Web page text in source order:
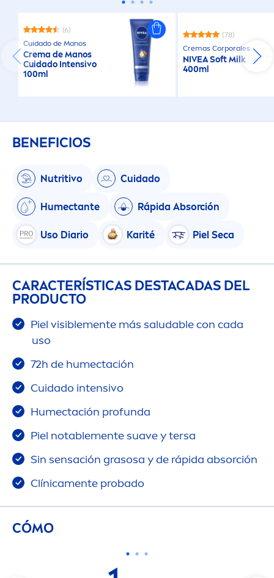
(6)
Cuidado de Manos
Crema de Manos
Cuidado Intensivo
100ml
(78)
Cremas Corporales
NIVEASoft Milk
400ml
BENEFICIOS
Nutritivo Cuidado
Humectante Rápida Absorción
Uso Diario Karité Piel Seca
CARACTERÍSTICAS DESTACADAS DEL
PRODUCTO
Piel visiblemente más saludable con cada
uso
72h de humectación
Cuidado intensivo
Humectación profunda
Piel notablemente suave y tersa
Sin sensación grasosa y de rápida absorción
Clínicamente probado
CÓMO